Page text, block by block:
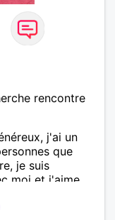
rencontre
j'ai un
que
je suis
moi et j'aime
relation